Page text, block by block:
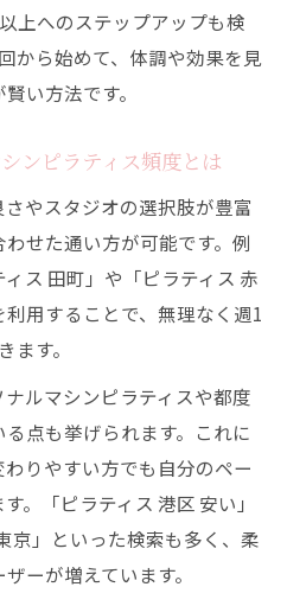
上へのステップアップも検
から始めて、体調や効果を見
い方法です。
ンピラティス頻度とは
やスタジオの選択肢が豊富
せた通い方が可能です。例
ス 田町」や「ピラティス 赤
用することで、無理なく週1
ます。
ルマシンピラティスや都度
点も挙げられます。これに
りやすい方でも自分のペー
。「ピラティス 港区 安い」
京」といった検索も多く、柔
ーが増えています。